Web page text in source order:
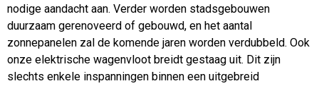
nodige aandacht aan. Verder worden stadsgebouwen
duurzaam gerenoveerd of gebouwd, en het aantal
zonnepanelen zal de komende jaren worden verdubbeld. Ook
onze elektrische wagenvloot breidt gestaag uit. Dit zijn
slechts enkele inspanningen binnen een uitgebreid